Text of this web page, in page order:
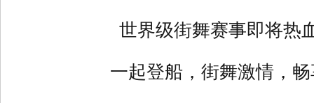
世界级街舞赛事即将热
一起登船，街舞激情，